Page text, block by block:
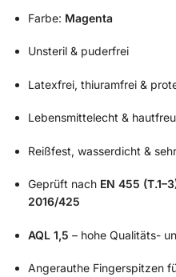
Farbe: Magenta
Unsteril & puderfrei
Latexfrei, thiuramfrei &
Lebensmittelecht &
Reißfest, wasserdicht &
Geprüft nach EN 455
2016/425
AQL 1,5 – hohe Qualitäts-
Angerauthe Fingerspitzen